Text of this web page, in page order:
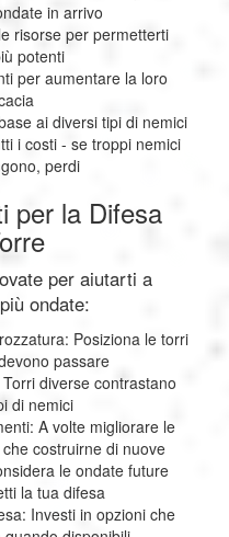
in arrivo
risorse per permetterti
potenti
per aumentare la loro
ai diversi tipi di nemici
i costi - se troppi nemici
perdi
per la Difesa
per aiutarti a
ondate:
Posiziona le torri
passare
diverse contrastano
di nemici
A volte migliorare le
costruirne di nuove
le ondate future
la tua difesa
Investi in opzioni che